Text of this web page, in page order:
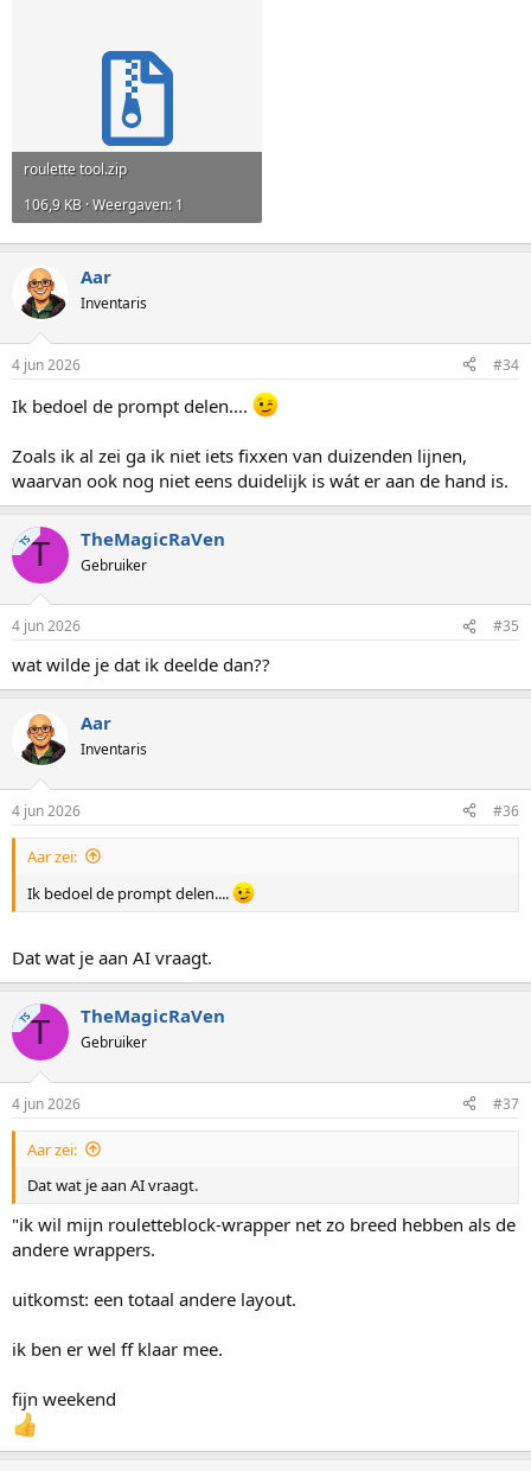
roulette tool.zip
106,9 KB · Weergaven: 1
Aar
Inventaris
4 jun 2026 #34
Ik bedoel de prompt delen....
Zoals ik al zei ga ik niet iets fixxen van duizenden lijnen,
waarvan ook nog niet eens duidelijk is wát er aan de hand is.
TST TheMagicRaVen
Gebruiker
4 jun 2026 #35
wat wilde je dat ik deelde dan??
Aar
Inventaris
4 jun 2026 #36
Aar zei:
Ik bedoel de prompt delen....
Dat wat je aan AI vraagt.
TST TheMagicRaVen
Gebruiker
4 jun 2026 #37
Aar zei:
Dat wat je aan AI vraagt.
"ik wil mijn rouletteblock-wrapper net zo breed hebben als de
andere wrappers.
uitkomst: een totaal andere layout.
ik ben er wel ff klaar mee.
fijn weekend